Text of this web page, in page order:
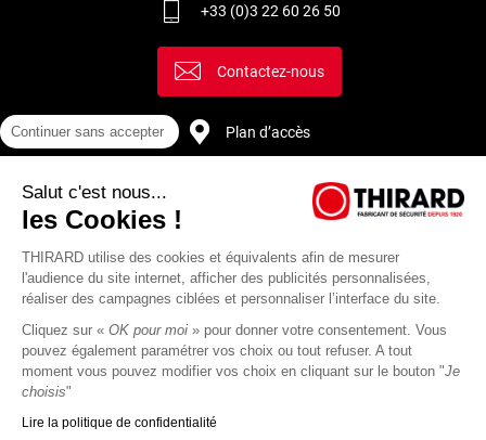
+33 (0)3 22 60 26 50
Contactez-nous
Plan d’accès
Continuer sans accepter
Salut c'est nous...
les Cookies !
THIRARD utilise des cookies et équivalents afin de mesurer
l'audience du site internet, afficher des publicités personnalisées,
réaliser des campagnes ciblées et personnaliser l’interface du site.
Cliquez sur « OK pour moi » pour donner votre consentement. Vous
pouvez également paramétrer vos choix ou tout refuser. A tout
moment vous pouvez modifier vos choix en cliquant sur le bouton "Je
choisis"
Lire la politique de confidentialité